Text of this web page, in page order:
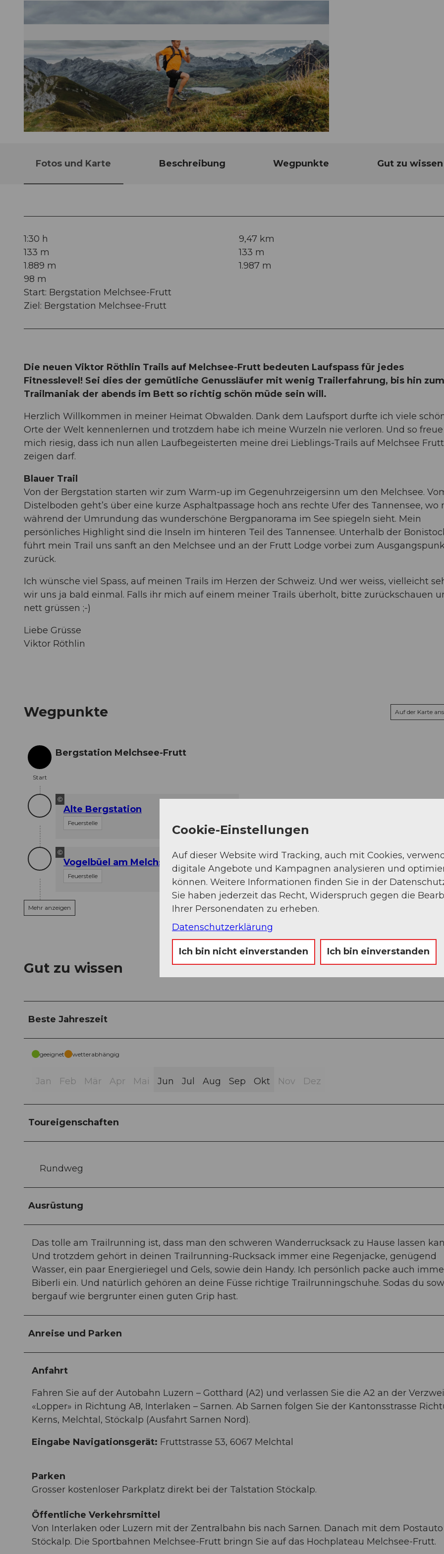
Fotos und Karte Beschreibung Wegpunkte Gut zu wissen
1:30 h
9,47 km
133 m
133 m
1.889 m
1.987 m
98 m
Start: Bergstation Melchsee-Frutt
Ziel: Bergstation Melchsee-Frutt
Die neuen Viktor Röthlin Trails auf Melchsee-Frutt bedeuten Laufspass für jedes
Fitnesslevel! Sei dies der gemütliche Genussläufer mit wenig Trailerfahrung, bis hin zum
Trailmaniak der abends im Bett so richtig schön müde sein will.
Herzlich Willkommen in meiner Heimat Obwalden. Dank dem Laufsport durfte ich viele
Orte der Welt kennenlernen und trotzdem habe ich meine Wurzeln nie verloren. Und so
mich riesig, dass ich nun allen Laufbegeisterten meine drei Lieblings-Trails auf Melchsee Frutt
zeigen darf.
Blauer Trail
Von der Bergstation starten wir zum Warm-up im Gegenuhrzeigersinn um den Melchsee.
Distelboden geht’s über eine kurze Asphaltpassage hoch ans rechte Ufer des Tannensee, wo
während der Umrundung das wunderschöne Bergpanorama im See spiegeln sieht. Mein
persönliches Highlight sind die Inseln im hinteren Teil des Tannensee. Unterhalb der
führt mein Trail uns sanft an den Melchsee und an der Frutt Lodge vorbei zum
zurück.
Ich wünsche viel Spass, auf meinen Trails im Herzen der Schweiz. Und wer weiss, vielleicht
wir uns ja bald einmal. Falls ihr mich auf einem meiner Trails überholt, bitte zurückschauen
nett grüssen ;-)
Liebe Grüsse
Viktor Röthlin
Wegpunkte Auf der Karte
Start
Start
Bergstation Melchsee-Frutt
©
Alte Bergstation
Feuerstelle
©
Vogelbüel am Melchsee
Feuerstelle
Mehr anzeigen
Gut zu wissen
Beste Jahreszeit
geeignet wetterabhängig
Jan Feb Mär Apr Mai Jun Jul Aug Sep Okt Nov Dez
Toureigenschaften
Rundweg
Ausrüstung
Das tolle am Trailrunning ist, dass man den schweren Wanderrucksack zu Hause lassen
Und trotzdem gehört in deinen Trailrunning-Rucksack immer eine Regenjacke, genügend
Wasser, ein paar Energieriegel und Gels, sowie dein Handy. Ich persönlich packe auch
Biberli ein. Und natürlich gehören an deine Füsse richtige Trailrunningschuhe. Sodas du
bergauf wie bergrunter einen guten Grip hast.
Anreise und Parken
Anfahrt
Fahren Sie auf der Autobahn Luzern – Gotthard (A2) und verlassen Sie die A2 an der
«Lopper» in Richtung A8, Interlaken – Sarnen. Ab Sarnen folgen Sie der Kantonsstrasse
Kerns, Melchtal, Stöckalp (Ausfahrt Sarnen Nord).
Eingabe Navigationsgerät: Fruttstrasse 53, 6067 Melchtal
Parken
Grosser kostenloser Parkplatz direkt bei der Talstation Stöckalp.
Öffentliche Verkehrsmittel
Von Interlaken oder Luzern mit der Zentralbahn bis nach Sarnen. Danach mit dem
Stöckalp. Die Sportbahnen Melchsee-Frutt bringn Sie auf das Hochplateau Melchsee-Frutt.
Cookie-Einstellungen
Auf dieser Website wird Tracking, auch mit Cookies,
digitale Angebote und Kampagnen analysieren und
können. Weitere Informationen finden Sie in der
Sie haben jederzeit das Recht, Widerspruch gegen die
Ihrer Personendaten zu erheben.
Datenschutzerklärung
Ich bin nicht einverstanden Ich bin einverstanden